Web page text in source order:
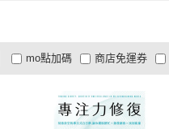
mo點加碼
大家電安心配
大家電快配
商店免運券
及以上 3 及以上